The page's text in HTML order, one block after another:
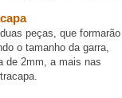
peças, que formarão
o tamanho da garra,
de 2mm, a mais nas